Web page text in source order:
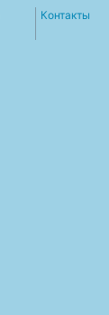
Контакты